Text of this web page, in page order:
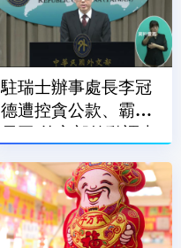
駐瑞士辦事處長李冠
德遭控貪公款、霸凌
員工 外交部啟動調查